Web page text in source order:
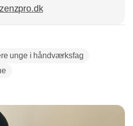
unge i håndværksfag